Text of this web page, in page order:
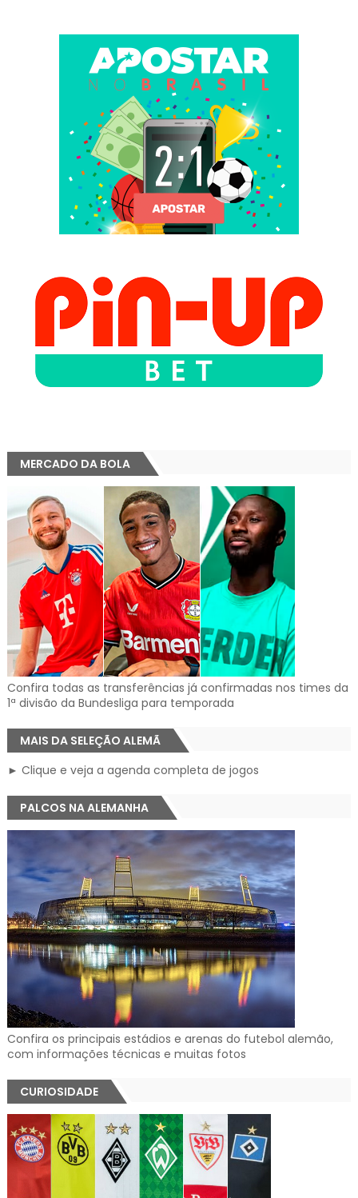
MERCADO DA BOLA
Confira todas as transferências já confirmadas nos times da
1ª divisão da Bundesliga para temporada
MAIS DA SELEÇÃO ALEMÃ
► Clique e veja a agenda completa de jogos
PALCOS NA ALEMANHA
Confira os principais estádios e arenas do futebol alemão,
com informações técnicas e muitas fotos
CURIOSIDADE